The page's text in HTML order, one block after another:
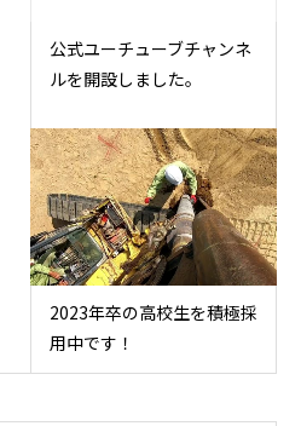
公式ユーチューブチャンネ
ルを開設しました。
2023年卒の高校生を積極採
用中です！